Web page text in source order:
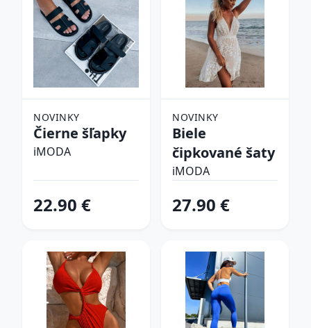
NOVINKY
Čierne šľapky
iMODA
22.90 €
NOVINKY
Biele
čipkované šaty
iMODA
27.90 €